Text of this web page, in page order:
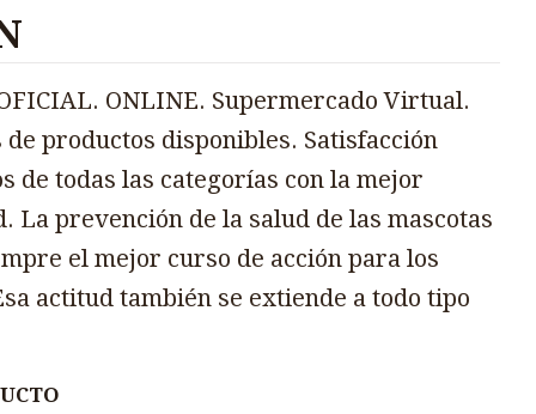
ONLINE. Supermercado Virtual.
productos disponibles. Satisfacción
de todas las categorías con la mejor
La prevención de la salud de las mascotas
el mejor curso de acción para los
actitud también se extiende a todo tipo